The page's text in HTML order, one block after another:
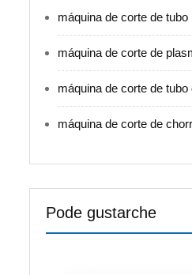
máquina de corte de tubo
máquina de corte de
máquina de corte de
máquina de corte de
Pode gustarche